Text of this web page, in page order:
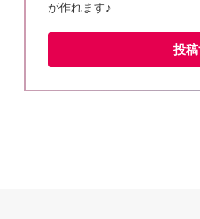
が作れます♪
投